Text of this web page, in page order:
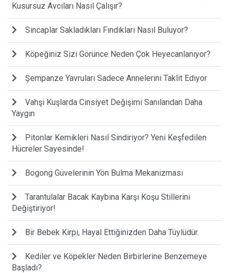
Kusursuz Avcıları Nasıl Çalışır?
Sincaplar Sakladıkları Fındıkları Nasıl Buluyor?
Köpeğiniz Sizi Görünce Neden Çok Heyecanlanıyor?
Şempanze Yavruları Sadece Annelerini Taklit Ediyor
Vahşi Kuşlarda Cinsiyet Değişimi Sanılandan Daha
Yaygın
Pitonlar Kemikleri Nasıl Sindiriyor? Yeni Keşfedilen
Hücreler Sayesinde!
Bogong Güvelerinin Yön Bulma Mekanizması
Tarantulalar Bacak Kaybına Karşı Koşu Stillerini
Değiştiriyor!
Bir Bebek Kirpi, Hayal Ettiğinizden Daha Tüylüdür.
Kediler ve Köpekler Neden Birbirlerine Benzemeye
Başladı?